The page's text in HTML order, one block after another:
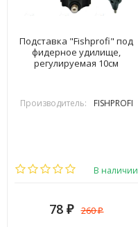
Подставка "Fishprofi" под
фидерное удилище,
регулируемая 10см
Производитель: FISHPROFI
В наличии
78 ₽ 260₽